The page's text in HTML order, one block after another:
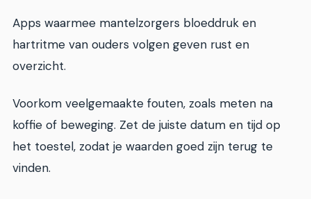
Apps waarmee mantelzorgers bloeddruk en
hartritme van ouders volgen geven rust en
overzicht.
Voorkom veelgemaakte fouten, zoals meten na
koffie of beweging. Zet de juiste datum en tijd op
het toestel, zodat je waarden goed zijn terug te
vinden.